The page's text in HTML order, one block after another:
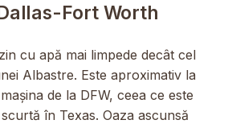
Fort Worth
cu apă mai limpede decât cel
Albastre. Este aproximativ la
de la DFW, ceea ce este
în Texas. Oaza ascunsă